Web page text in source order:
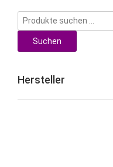
Suchen
nach:
Suchen
Hersteller